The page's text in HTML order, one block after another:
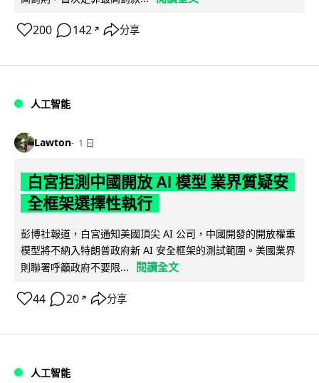
200 142 ↗ 分享
人工智能
Lawton 1 日
白宮拒測中國開放 AI 模型 業界質疑安
全框架選擇性執行
彭博社報道，白宮通知美國頂尖 AI 公司，中國開發的開放權重
模型將不納入特朗普政府新 AI 安全框架的測試範圍。美國業界
則聯署呼籲政府不要限...
閱讀全文
44 20 ↗ 分享
人工智能